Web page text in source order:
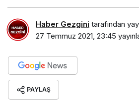
Haber Gezgini tarafından
27 Temmuz 2021, 23:45
PAYLAŞ